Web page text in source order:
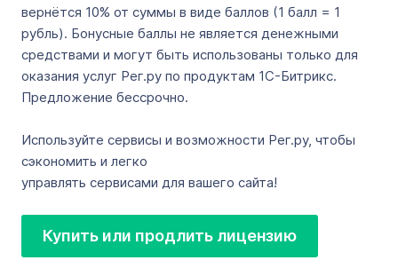
вернётся 10% от суммы в виде баллов (1 балл = 1
рубль). Бонусные баллы не является денежными
средствами и могут быть использованы только для
оказания услуг Рег.ру по продуктам 1С-Битрикс.
Предложение бессрочно.
Используйте сервисы и возможности Рег.ру, чтобы
сэкономить и легко
управлять сервисами для вашего сайта!
Купить или продлить лицензию